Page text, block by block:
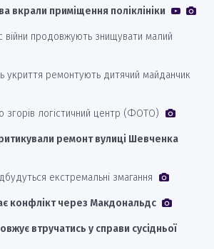
вкрали приміщення поліклініки
війни продовжують знищувати малий
укриття ремонтують дитячий майданчик
згорів логістичний центр (ФОТО)
ремонт вулиці Шевченка
екстремальні змагання
конфлікт через Макдональдс
втручатись у справи сусідньої